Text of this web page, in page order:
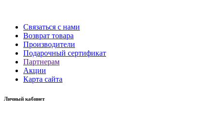
Связаться с нами
Возврат товара
Производители
Подарочный сертификат
Партнерам
Акции
Карта сайта
Личный кабинет